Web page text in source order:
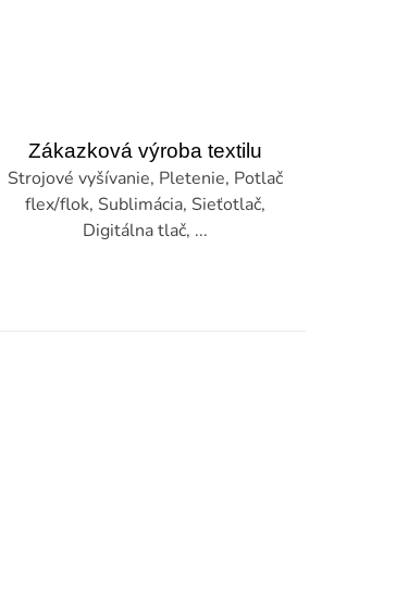
Zákazková výroba textilu
Strojové vyšívanie, Pletenie, Potlač
flex/flok, Sublimácia, Sieťotlač,
Digitálna tlač, ...